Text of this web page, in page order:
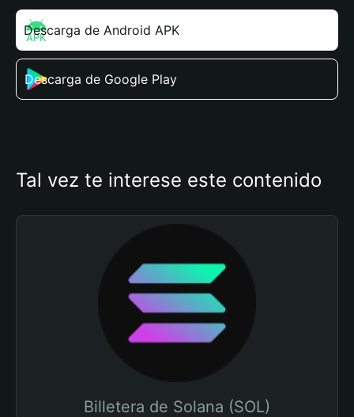
Descarga de Android APK
Descarga de Google Play
Tal vez te interese este contenido
Billetera de Solana (SOL)